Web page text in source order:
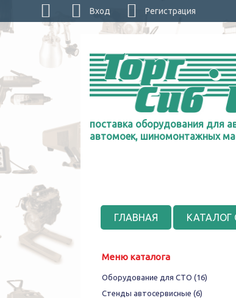
поставка оборудования для
автомоек, шиномонтажных
ГЛАВНАЯ КАТАЛОГ
Меню каталога
Оборудование для СТО (16)
Стенды автосервисные (6)
Вход Регистрация